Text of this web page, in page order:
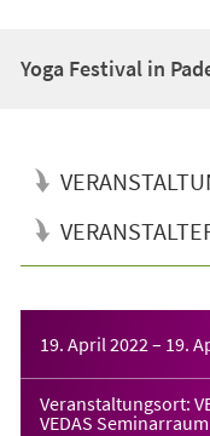
Yoga Festival in
19. April 2022 – 19.
Veranstaltungsort:
VEDAS